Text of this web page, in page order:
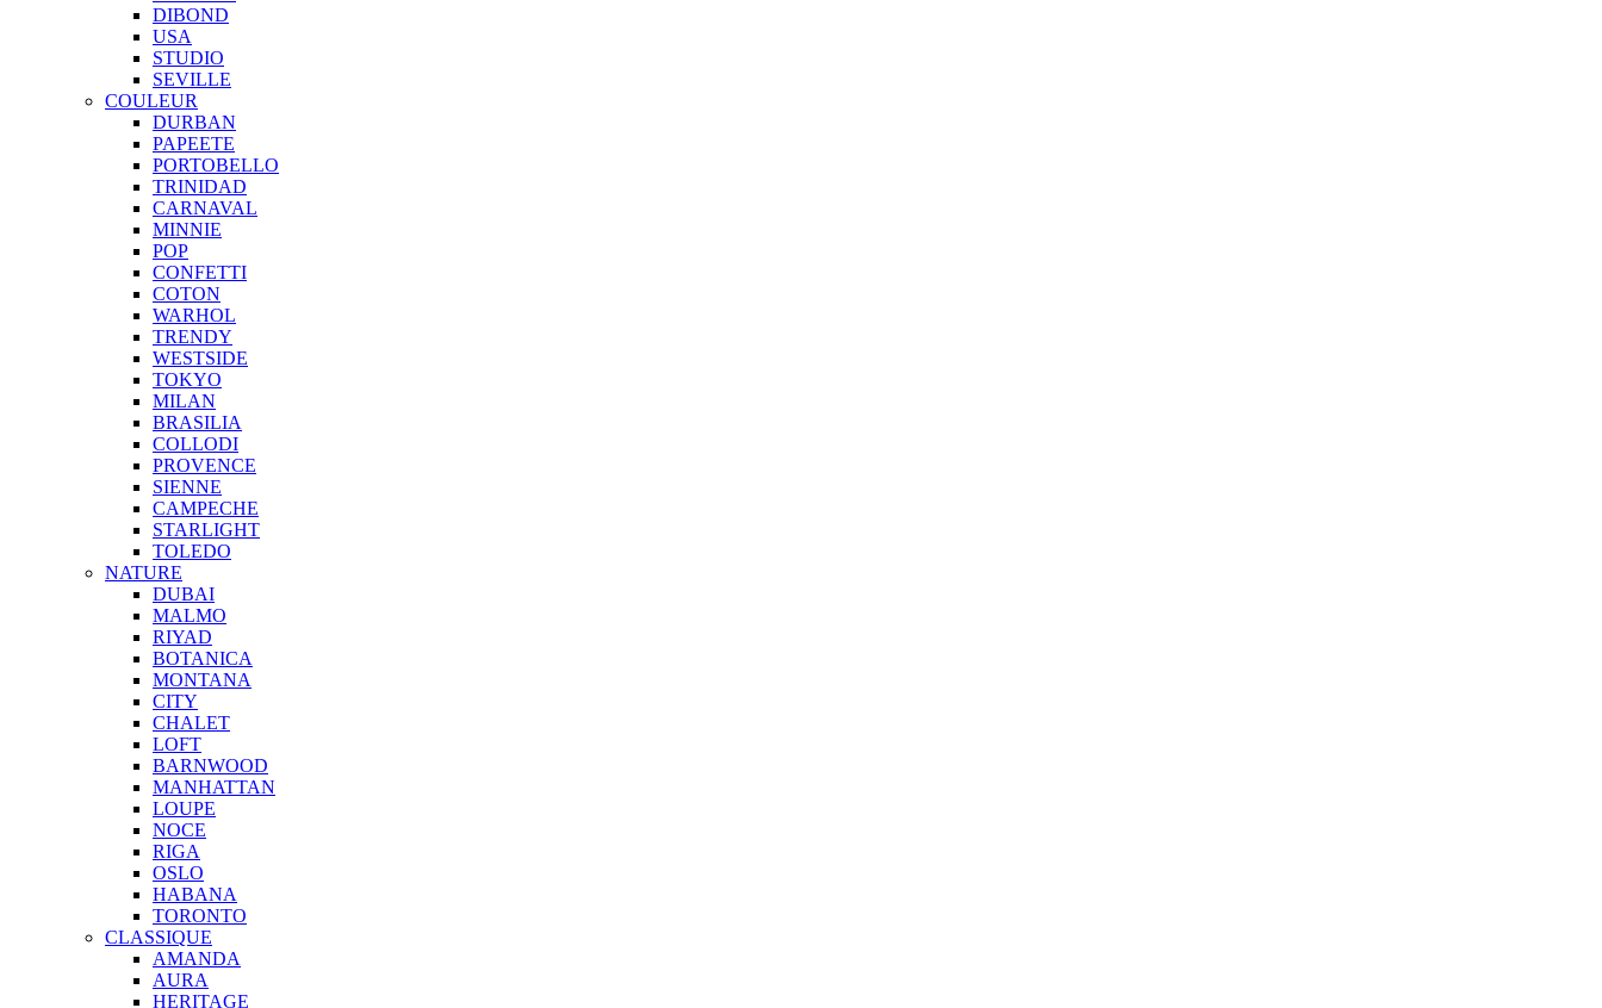
DIBOND
USA
STUDIO
SEVILLE
COULEUR
DURBAN
PAPEETE
PORTOBELLO
TRINIDAD
CARNAVAL
MINNIE
POP
CONFETTI
COTON
WARHOL
TRENDY
WESTSIDE
TOKYO
MILAN
BRASILIA
COLLODI
PROVENCE
SIENNE
CAMPECHE
STARLIGHT
TOLEDO
NATURE
DUBAI
MALMO
RIYAD
BOTANICA
MONTANA
CITY
CHALET
LOFT
BARNWOOD
MANHATTAN
LOUPE
NOCE
RIGA
OSLO
HABANA
TORONTO
CLASSIQUE
AMANDA
AURA
HERITAGE